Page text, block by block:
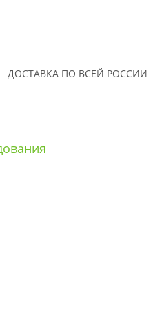
ДОСТАВКА ПО ВСЕЙ РОССИИ